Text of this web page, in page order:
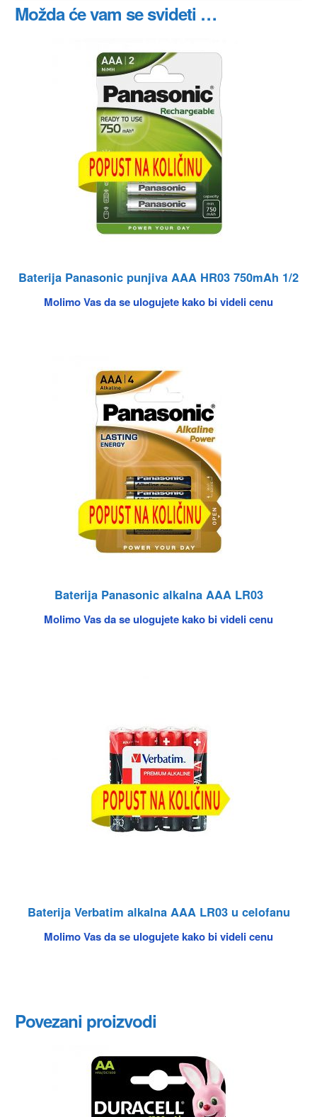
Možda će vam se svideti …
Baterija Panasonic punjiva AAA HR03 750mAh 1/2
Molimo Vas da se ulogujete kako bi videli cenu
Baterija Panasonic alkalna AAA LR03
Molimo Vas da se ulogujete kako bi videli cenu
Baterija Verbatim alkalna AAA LR03 u celofanu
Molimo Vas da se ulogujete kako bi videli cenu
Povezani proizvodi